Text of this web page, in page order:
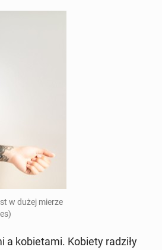
w dużej mierze
ko­bie­ta­mi. Kobiety radziły